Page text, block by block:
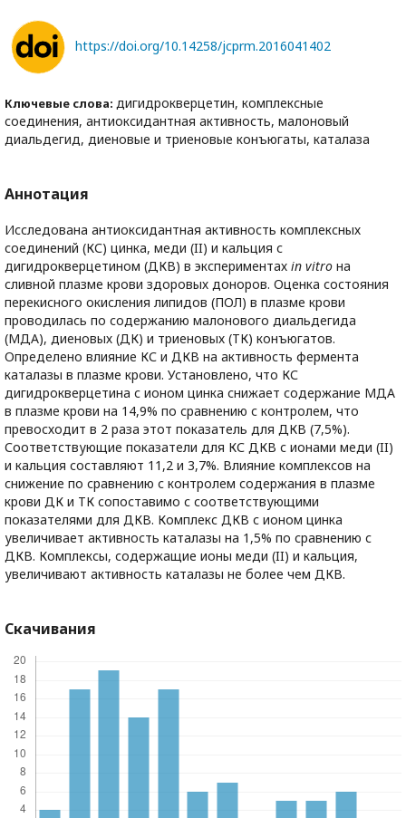
https://doi.org/10.14258/jcprm.2016041402
Ключевые слова: дигидрокверцетин, комплексные
соединения, антиоксидантная активность, малоновый
диальдегид, диеновые и триеновые конъюгаты, каталаза
Аннотация
Исследована антиоксидантная активность комплексных
соединений (КС) цинка, меди (II) и кальция с
дигидрокверцетином (ДКВ) в экспериментах in vitro на
сливной плазме крови здоровых доноров. Оценка состояния
перекисного окисления липидов (ПОЛ) в плазме крови
проводилась по содержанию малонового диальдегида
(МДА), диеновых (ДК) и триеновых (ТК) конъюгатов.
Определено влияние КС и ДКВ на активность фермента
каталазы в плазме крови. Установлено, что КС
дигидрокверцетина с ионом цинка снижает содержание МДА
в плазме крови на 14,9% по сравнению с контролем, что
превосходит в 2 раза этот показатель для ДКВ (7,5%).
Соответствующие показатели для КС ДКВ с ионами меди (II)
и кальция составляют 11,2 и 3,7%. Влияние комплексов на
снижение по сравнению с контролем содержания в плазме
крови ДК и ТК сопоставимо с соответствующими
показателями для ДКВ. Комплекс ДКВ с ионом цинка
увеличивает активность каталазы на 1,5% по сравнению с
ДКВ. Комплексы, содержащие ионы меди (II) и кальция,
увеличивают активность каталазы не более чем ДКВ.
Скачивания